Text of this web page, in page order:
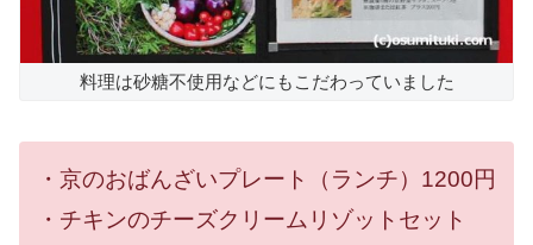
料理は砂糖不使用などにもこだわっていました
・京のおばんざいプレート（ランチ）1200円
・チキンのチーズクリームリゾットセット